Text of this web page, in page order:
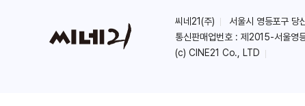
씨네21(주) 서울시 영등포구 당
통신판매업번호 : 제2015-서울영
(c) CINE21 Co., LTD